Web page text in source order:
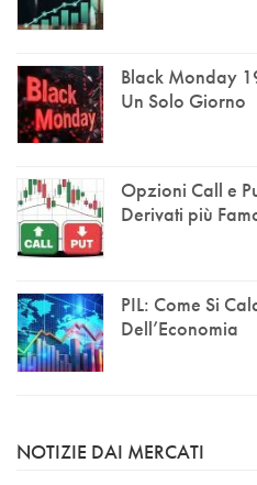
Black Monday
Un Solo Giorno
Opzioni Call e
Derivati più
PIL: Come Si
Dell’Economia
NOTIZIE DAI MERCATI